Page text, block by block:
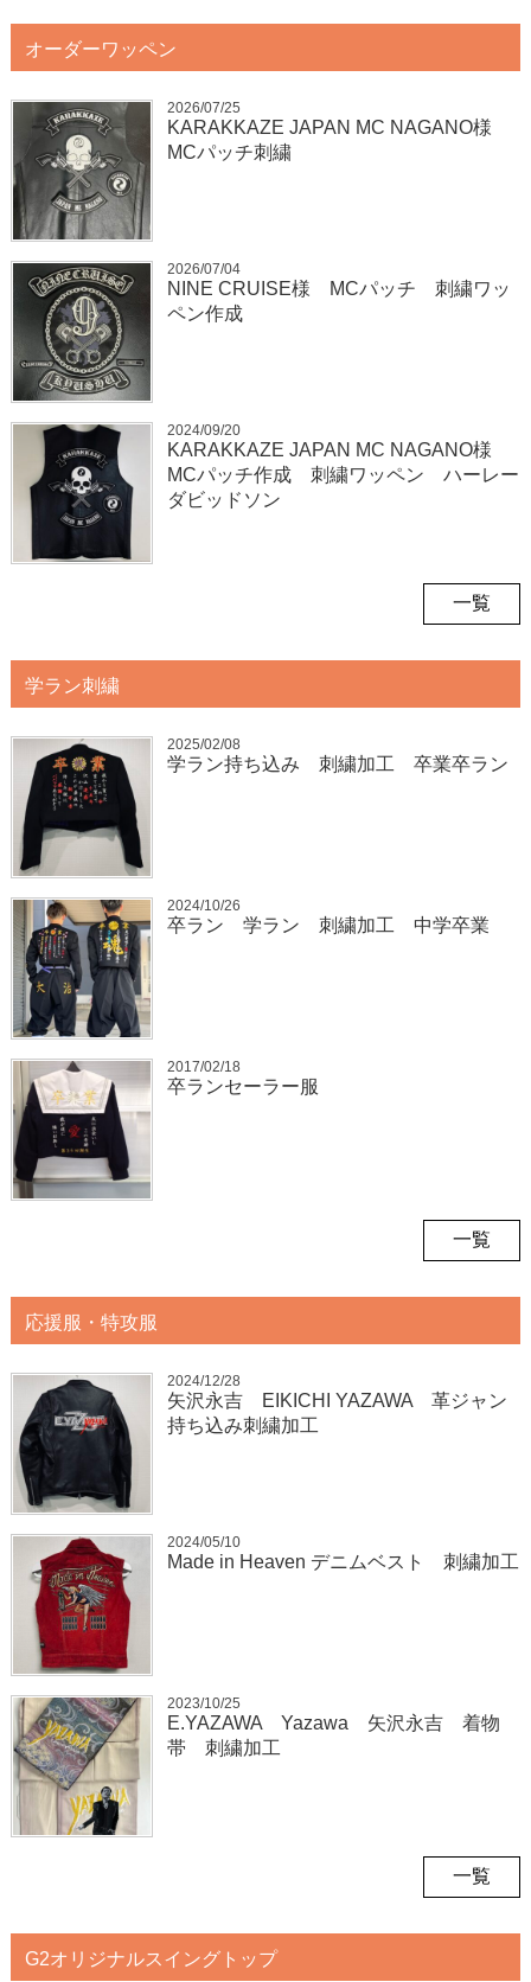
オーダーワッペン
2026/07/25
KARAKKAZE JAPAN MC NAGANO様
MCパッチ刺繍
2026/07/04
NINE CRUISE様 MCパッチ 刺繍ワッ
ペン作成
2024/09/20
KARAKKAZE JAPAN MC NAGANO様
MCパッチ作成 刺繍ワッペン ハーレー
ダビッドソン
一覧
学ラン刺繍
2025/02/08
学ラン持ち込み 刺繍加工 卒業卒ラン
2024/10/26
卒ラン 学ラン 刺繍加工 中学卒業
2017/02/18
卒ランセーラー服
一覧
応援服・特攻服
2024/12/28
矢沢永吉 EIKICHI YAZAWA 革ジャン
持ち込み刺繍加工
2024/05/10
Made in Heaven デニムベスト 刺繍加工
2023/10/25
E.YAZAWA Yazawa 矢沢永吉 着物
帯 刺繍加工
一覧
G2オリジナルスイングトップ